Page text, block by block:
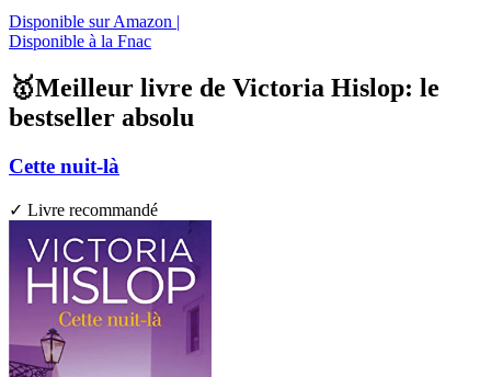
Disponible sur Amazon |
Disponible à la Fnac
🥇Meilleur livre de Victoria Hislop: le
bestseller absolu
Cette nuit-là
✓ Livre recommandé